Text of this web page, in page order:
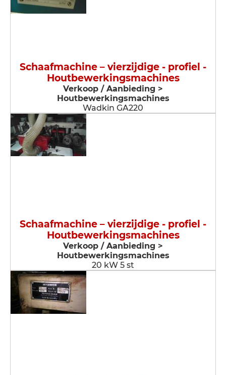
Schaafmachine – vierzijdige - profiel -
Houtbewerkingsmachines
Verkoop / Aanbieding >
Houtbewerkingsmachines
Wadkin GA220
Schaafmachine – vierzijdige - profiel -
Houtbewerkingsmachines
Verkoop / Aanbieding >
Houtbewerkingsmachines
20 kW 5 st